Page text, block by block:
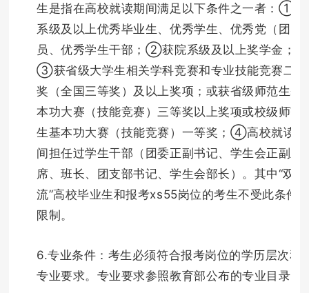
生是指在高校就读期间满足以下条件之一者：①院
系级及以上优秀毕业生、优秀学生、优秀党（团）
员、优秀学生干部；②获院系级及以上奖学金；
③获省级大学生相关学科竞赛和专业技能竞赛二等
奖（全国三等奖）及以上奖项；或获省级师范生基
本功大赛（技能竞赛）三等奖以上奖项或校级师范
生基本功大赛（技能竞赛）一等奖；④高校就读期
间担任过学生干部（团委正副书记、学生会正副主
席、班长、团支部书记、学生会部长）。其中“双一
流”高校毕业生和报考xs55岗位的考生不受此条件
限制。
6.专业条件：考生必须符合报考岗位的学历层次和
专业要求。专业要求参照教育部公布的专业目录。